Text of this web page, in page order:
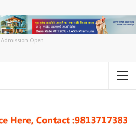
Admission Open